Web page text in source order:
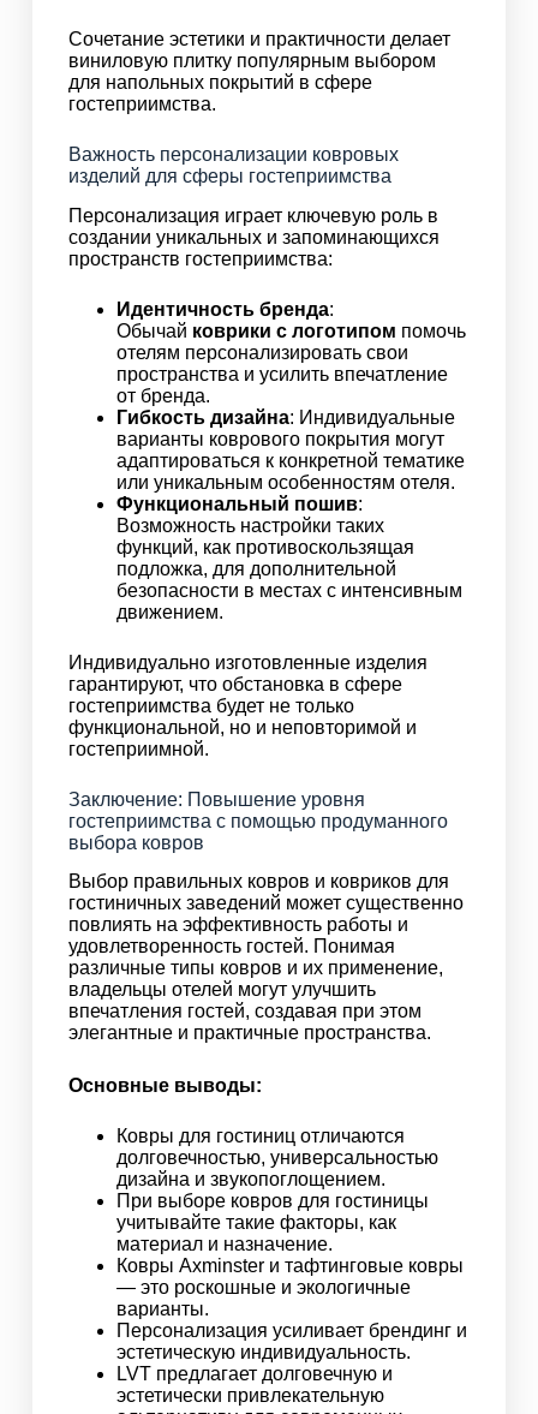
Сочетание эстетики и практичности делает
виниловую плитку популярным выбором
для напольных покрытий в сфере
гостеприимства.
Важность персонализации ковровых
изделий для сферы гостеприимства
Персонализация играет ключевую роль в
создании уникальных и запоминающихся
пространств гостеприимства:
Идентичность бренда:
Обычай коврики с логотипом помочь
отелям персонализировать свои
пространства и усилить впечатление
от бренда.
Гибкость дизайна: Индивидуальные
варианты коврового покрытия могут
адаптироваться к конкретной тематике
или уникальным особенностям отеля.
Функциональный пошив:
Возможность настройки таких
функций, как противоскользящая
подложка, для дополнительной
безопасности в местах с интенсивным
движением.
Индивидуально изготовленные изделия
гарантируют, что обстановка в сфере
гостеприимства будет не только
функциональной, но и неповторимой и
гостеприимной.
Заключение: Повышение уровня
гостеприимства с помощью продуманного
выбора ковров
Выбор правильных ковров и ковриков для
гостиничных заведений может существенно
повлиять на эффективность работы и
удовлетворенность гостей. Понимая
различные типы ковров и их применение,
владельцы отелей могут улучшить
впечатления гостей, создавая при этом
элегантные и практичные пространства.
Основные выводы:
Ковры для гостиниц отличаются
долговечностью, универсальностью
дизайна и звукопоглощением.
При выборе ковров для гостиницы
учитывайте такие факторы, как
материал и назначение.
Ковры Axminster и тафтинговые ковры
— это роскошные и экологичные
варианты.
Персонализация усиливает брендинг и
эстетическую индивидуальность.
LVT предлагает долговечную и
эстетически привлекательную